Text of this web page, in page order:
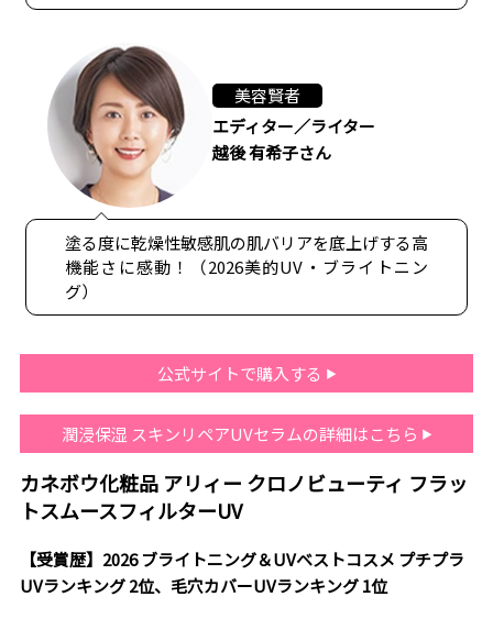
美容賢者
エディター／ライター
越後 有希子さん
塗る度に乾燥性敏感肌の肌バリアを底上げする高
機能さに感動！（2026美的UV・ブライトニン
グ）
公式サイトで購入する
潤浸保湿 スキンリペアUVセラムの詳細はこちら
カネボウ化粧品 アリィー クロノビューティ フラッ
トスムースフィルターUV
【受賞歴】2026 ブライトニング＆UVベストコスメ プチプラ
UVランキング 2位、毛穴カバーUVランキング 1位